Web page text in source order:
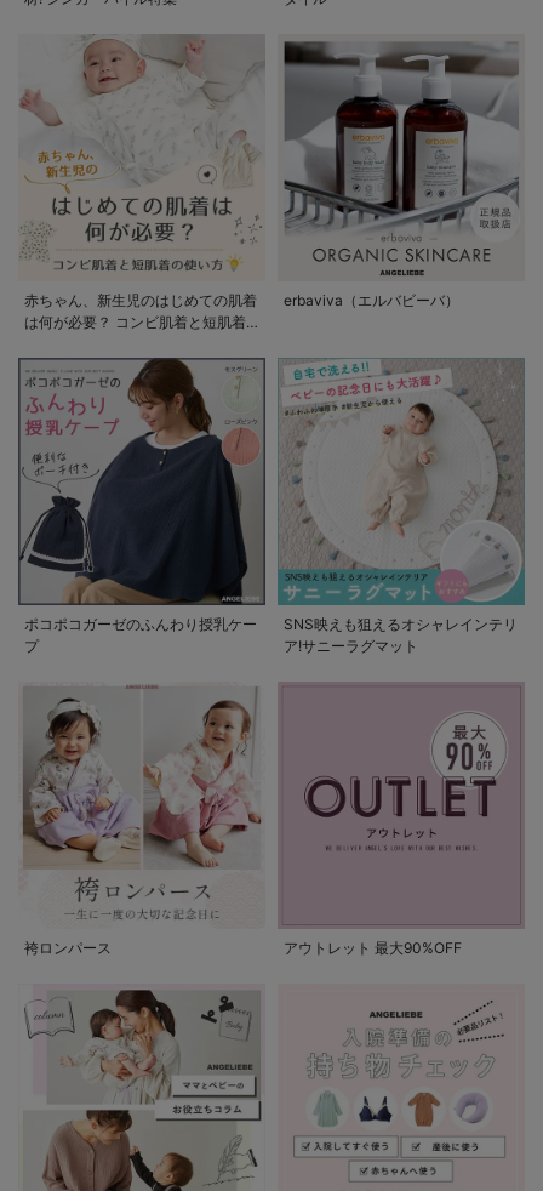
赤ちゃん、新生児のはじめての肌着
は何が必要？ コンビ肌着と短肌着
erbaviva（エルバビーバ）
ポコポコガーゼのふんわり授乳ケー
プ
SNS映えも狙えるオシャレインテリ
ア!サニーラグマット
袴ロンパース アウトレット 最大90%OFF